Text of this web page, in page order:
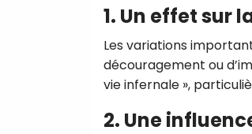
1. Un effet sur
Les variations
découragement ou
vie infernale »,
2. Une